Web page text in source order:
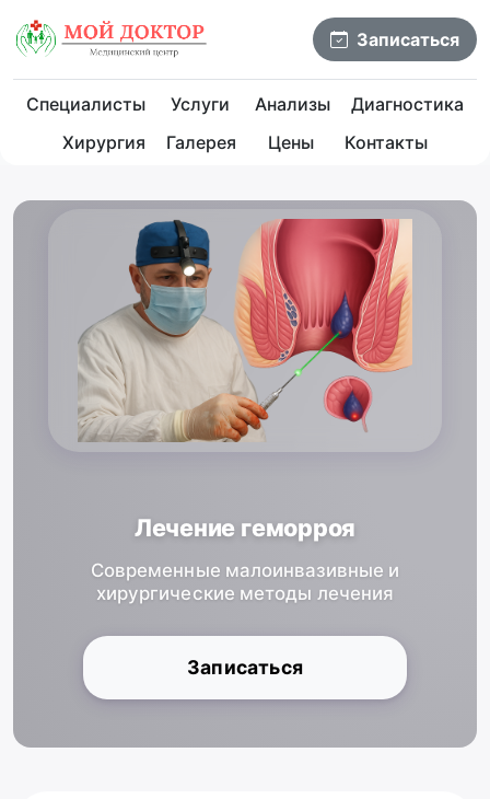
Записаться
Специалисты Услуги Анализы
Диагностика
Хирургия
Галерея Цены Контакты
Лечение геморроя
Современные малоинвазивные и
хирургические методы лечения
Записаться